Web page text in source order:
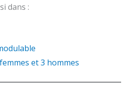
dans :
et 3 hommes